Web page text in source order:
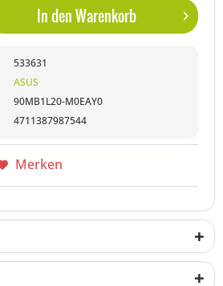
In denWarenkorb
533631
ASUS
90MB1L20-M0EAY0
4711387987544
Merken